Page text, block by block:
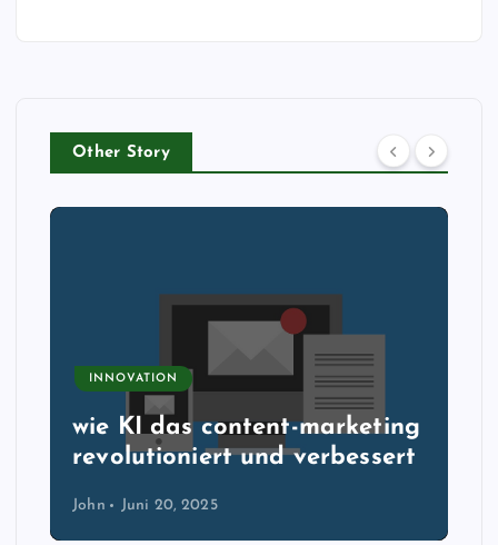
Other Story
INNOVATION
wie KI das content-marketing
revolutioniert und verbessert
John Juni 20, 2025